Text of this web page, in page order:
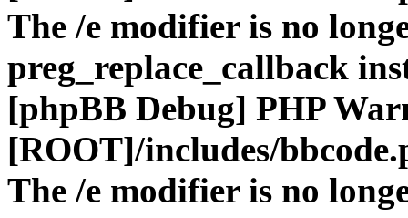
The /e modifier is no
preg_replace_callback
[phpBB Debug] PHP
[ROOT]/includes/
The /e modifier is no